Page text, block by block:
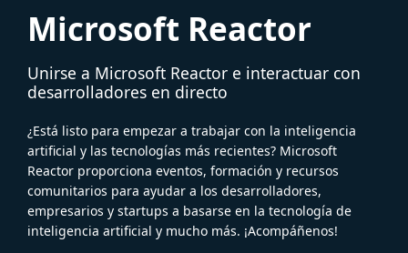
Microsoft Reactor
Unirse a Microsoft Reactor e interactuar con
desarrolladores en directo
¿Está listo para empezar a trabajar con la inteligencia
artificial y las tecnologías más recientes? Microsoft
Reactor proporciona eventos, formación y recursos
comunitarios para ayudar a los desarrolladores,
empresarios y startups a basarse en la tecnología de
inteligencia artificial y mucho más. ¡Acompáñenos!